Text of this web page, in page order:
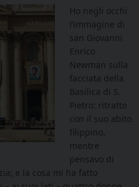
Ho negli occhi
l’immagine di
san Giovanni
Enrico
Newman sulla
facciata della
Basilica di S.
Pietro: ritratto
con il suo abito
filippino,
mentre
pensavo di
e la cosa mi ha fatto